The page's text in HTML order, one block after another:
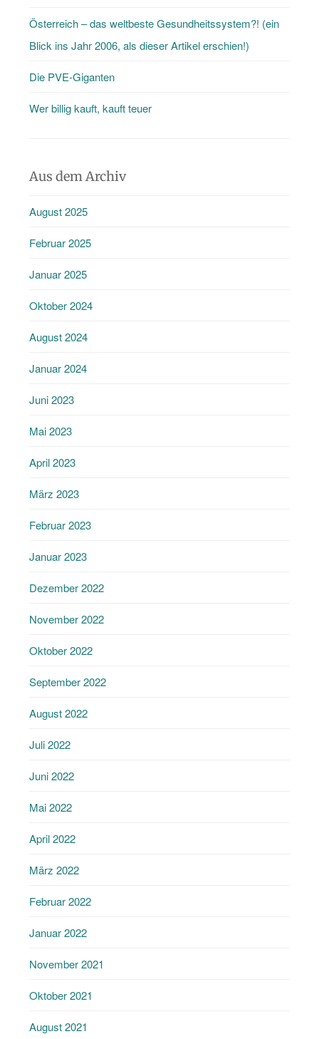
Österreich – das weltbeste Gesundheitssystem?! (ein
Blick ins Jahr 2006, als dieser Artikel erschien!)
Die PVE-Giganten
Wer billig kauft, kauft teuer
Aus dem Archiv
August 2025
Februar 2025
Januar 2025
Oktober 2024
August 2024
Januar 2024
Juni 2023
Mai 2023
April 2023
März 2023
Februar 2023
Januar 2023
Dezember 2022
November 2022
Oktober 2022
September 2022
August 2022
Juli 2022
Juni 2022
Mai 2022
April 2022
März 2022
Februar 2022
Januar 2022
November 2021
Oktober 2021
August 2021